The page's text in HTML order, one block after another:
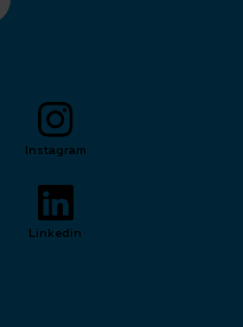
Instagram
Linkedin